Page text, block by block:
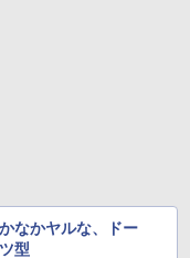
なかヤルな、ドー
型